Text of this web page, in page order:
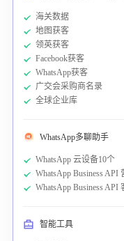
海关数据
地图获客
领英获客
Facebook获客
WhatsApp获客
广交会采购商名录
全球企业库
WhatsApp多聊助手
WhatsApp 云设备10个
WhatsApp Business API
WhatsApp Business API
智能工具